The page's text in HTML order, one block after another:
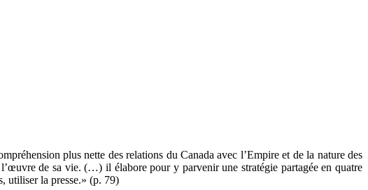
plus nette des relations du Canada avec l’Empire et de la nature des
de sa vie. (…) il élabore pour y parvenir une stratégie partagée en quatre
utiliser la presse.» (p. 79)